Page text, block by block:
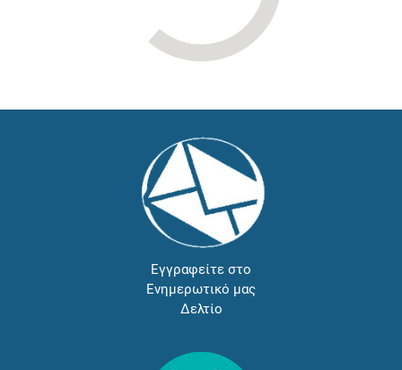
Εγγραφείτε στο
Ενημερωτικό μας
Δελτίο